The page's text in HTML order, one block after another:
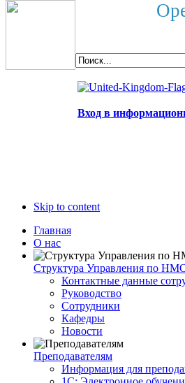
Вход в
Skip to content
Главная
О нас
Структура Управления по
Контактные данные
Руководство
Сотрудники
Кафедры
Новости
Преподавателям
Информация для